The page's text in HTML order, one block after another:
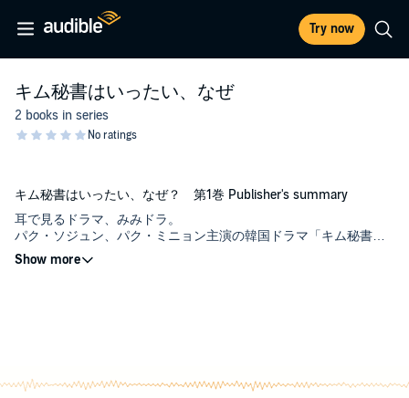
Try now
キム秘書はいったい、なぜ
2 books in series
キム秘書はいったい、なぜ？ 第1巻 Publisher's summary
耳で見るドラマ、みみドラ。
パク・ソジュン、パク・ミニョン主演の韓国ドラマ「キム秘書は
いったい、なぜ？」を日本語でオーディオブック化。
ユミョングループの副会長にして、容姿端麗、頭脳明晰のイ・ヨ
なハートフル・ラブストーリー。
©2024 STUDIO DRAGON, Baek Seon woo, Choi Borim, COPUS